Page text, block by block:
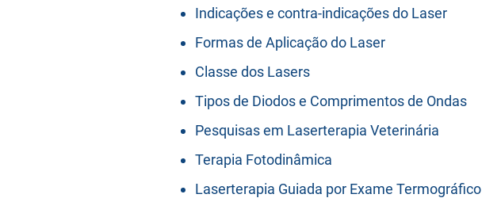
Indicações e contra-indicações do Laser
Formas de Aplicação do Laser
Classe dos Lasers
Tipos de Diodos e Comprimentos de Ondas
Pesquisas em Laserterapia Veterinária
Terapia Fotodinâmica
Laserterapia Guiada por Exame Termográfico